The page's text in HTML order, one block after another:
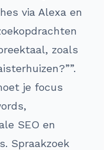
via Alexa en
zoals
je focus
SEO en
Spraakzoek